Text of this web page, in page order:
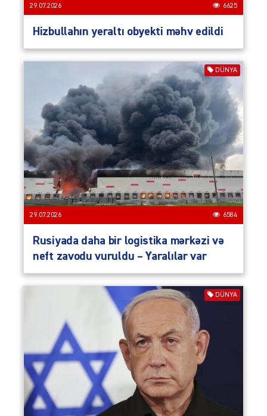
29.07.2026 6625
Hizbullahın yeraltı obyekti məhv edildi
DÜNYA
29.07.2026 6584
Rusiyada daha bir logistika mərkəzi və
neft zavodu vuruldu – Yaralılar var
DÜNYA